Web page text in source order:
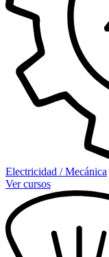
Electricidad / Mecánica
Ver cursos